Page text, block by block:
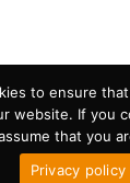
to ensure
website. If you
that you
Privacy policy